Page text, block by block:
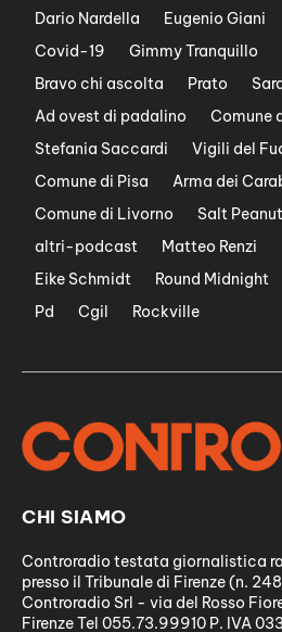
Dario Nardella
Eugenio Giani
Covid-19
Gimmy Tranquillo
Bravo chi ascolta
Prato
Ad ovest di padalino
Comune
Stefania Saccardi
Vigili del
Comune di Pisa
Arma dei
Comune di Livorno
Salt
altri-podcast
Matteo Renzi
Eike Schmidt
Round Midnight
Pd
Cgil Rockville
CHI SIAMO
Controradio testata giornalistica
presso il Tribunale di Firenze (n.
Controradio Srl - via del Rosso
Firenze Tel 055.73.99910 P. IVA